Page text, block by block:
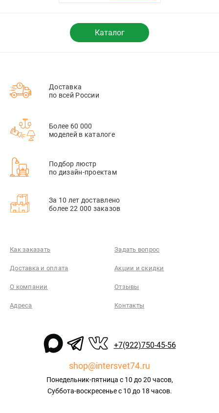
Каталог
Доставка
по всей России
Более 60 000
моделей в каталоге
Подбор люстр
по дизайн-проектам
За 10 лет доставлено
более 22 000 заказов
Как заказать Задать вопрос
Доставка и оплата Акции и скидки
О компании Отзывы
Адреса Контакты
+7(922)750-45-56
shop@intersvet74.ru
Понедельник-пятница с 10 до 20 часов,
Суббота-воскресенье с 10 до 18 часов.